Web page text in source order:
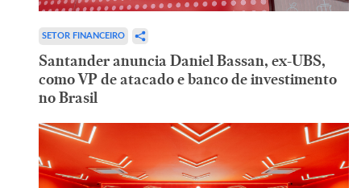
SETOR FINANCEIRO
Santander anuncia Daniel Bassan, ex-UBS,
como VP de atacado e banco de investimento
no Brasil